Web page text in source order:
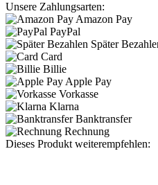
Unsere Zahlungsarten:
Amazon Pay
PayPal
Später
Card
Billie
Apple Pay
Vorkasse
Klarna
Banktransfer
Rechnung
Dieses Produkt weiterempfehlen: